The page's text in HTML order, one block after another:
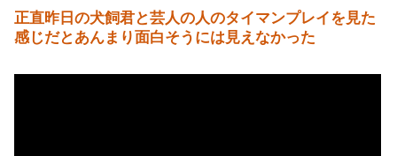
正直昨日の犬飼君と芸人の人のタイマンプレイを見た
感じだとあんまり面白そうには見えなかった